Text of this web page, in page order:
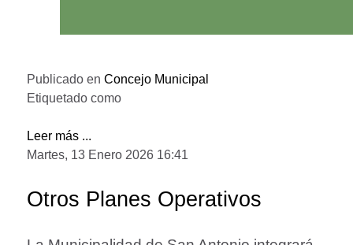
Publicado en Concejo Municipal
Etiquetado como
Leer más ...
Martes, 13 Enero 2026 16:41
Otros Planes Operativos